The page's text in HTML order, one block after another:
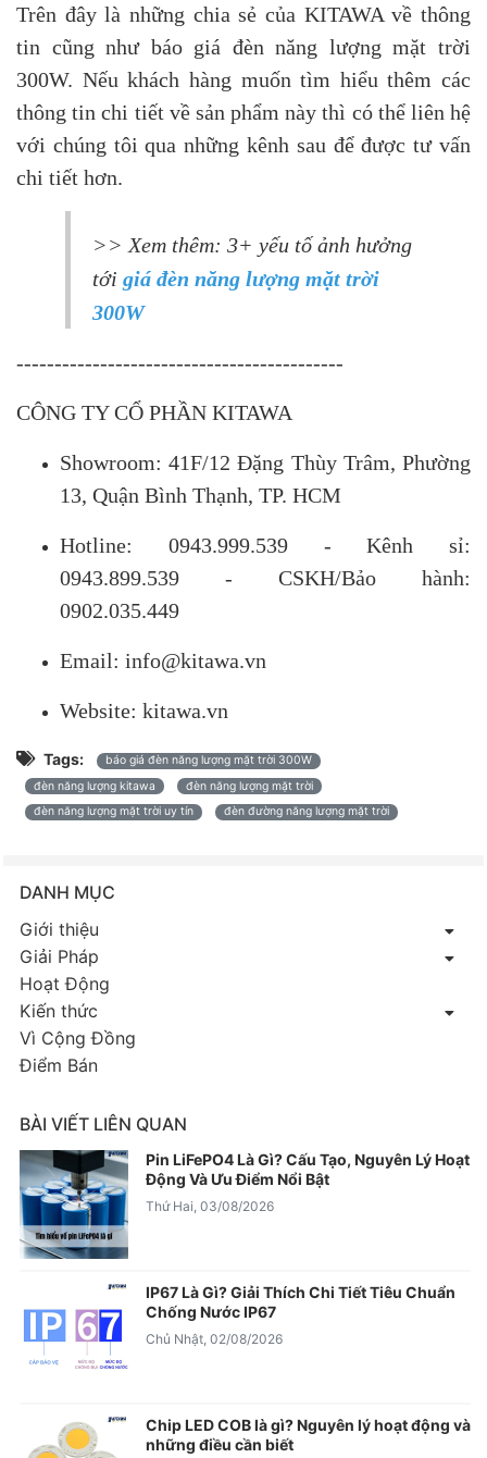
Trên đây là những chia sẻ của KITAWA về thông
tin cũng như báo giá đèn năng lượng mặt trời
300W. Nếu khách hàng muốn tìm hiểu thêm các
thông tin chi tiết về sản phẩm này thì có thể liên hệ
với chúng tôi qua những kênh sau để được tư vấn
chi tiết hơn.
>> Xem thêm: 3+ yếu tố ảnh hưởng
tới giá đèn năng lượng mặt trời
300W
-------------------------------------------
CÔNG TY CỔ PHẦN KITAWA
Showroom: 41F/12 Đặng Thùy Trâm, Phường
13, Quận Bình Thạnh, TP. HCM
Hotline: 0943.999.539 - Kênh sỉ:
0943.899.539 - CSKH/Bảo hành:
0902.035.449
Email: info@kitawa.vn
Website: kitawa.vn
Tags:
báo giá đèn năng lượng mặt trời 300W
đèn năng lượng kitawa
đèn năng lượng mặt trời
đèn năng lượng mặt trời uy tín
đèn đường năng lượng mặt trời
DANH MỤC
Giới thiệu
Giải Pháp
Hoạt Động
Kiến thức
Vì Cộng Đồng
Điểm Bán
BÀI VIẾT LIÊN QUAN
Pin LiFePO4 Là Gì? Cấu Tạo, Nguyên Lý Hoạt
Động Và Ưu Điểm Nổi Bật
Thứ Hai, 03/08/2026
IP67 Là Gì? Giải Thích Chi Tiết Tiêu Chuẩn
Chống Nước IP67
Chủ Nhật, 02/08/2026
Chip LED COB là gì? Nguyên lý hoạt động và
những điều cần biết